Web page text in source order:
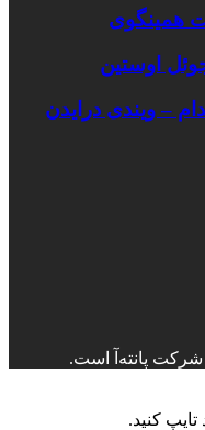
همینگوی
اوستین
پانته‌آ است.
کنید.